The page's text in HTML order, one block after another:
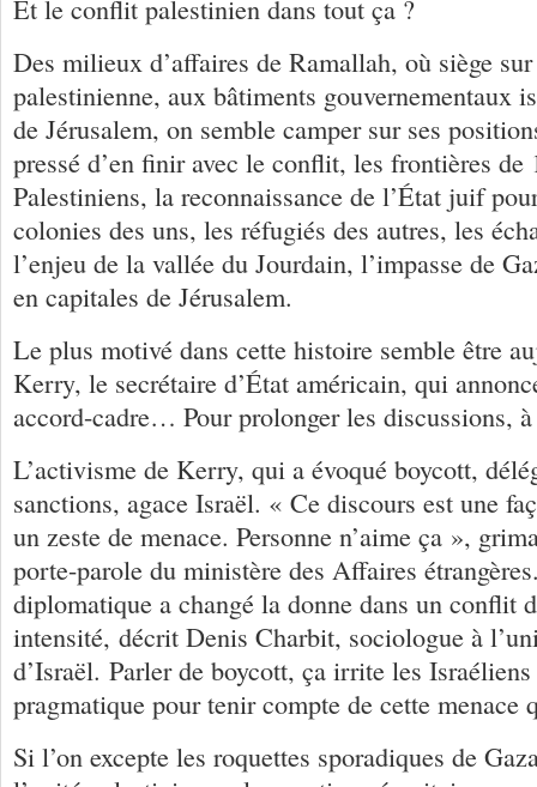
Et le conflit palestinien dans tout ça ?
Des milieux d’affaires de Ramallah, où siège
palestinienne, aux bâtiments gouvernementaux
de Jérusalem, on semble camper sur ses
pressé d’en finir avec le conflit, les frontières de
Palestiniens, la reconnaissance de l’État juif
colonies des uns, les réfugiés des autres, les
l’enjeu de la vallée du Jourdain, l’impasse de
en capitales de Jérusalem.
Le plus motivé dans cette histoire semble être
Kerry, le secrétaire d’État américain, qui
accord-cadre… Pour prolonger les discussions,
L’activisme de Kerry, qui a évoqué boycott,
sanctions, agace Israël. « Ce discours est une
un zeste de menace. Personne n’aime ça »,
porte-parole du ministère des Affaires
diplomatique a changé la donne dans un conflit
intensité, décrit Denis Charbit, sociologue à
d’Israël. Parler de boycott, ça irrite les
pragmatique pour tenir compte de cette menace
Si l’on excepte les roquettes sporadiques de